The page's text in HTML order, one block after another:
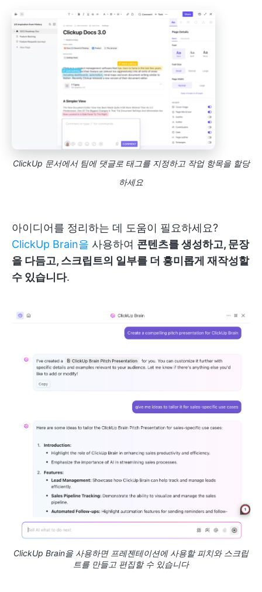
ClickUp 문서에서 팀에 댓글로 태그를 지정하고 작업 항목을 할당
하세요
아이디어를 정리하는 데 도움이 필요하세요?
ClickUp Brain을 사용하여 콘텐츠를 생성하고, 문장
을 다듬고, 스크립트의 일부를 더 흥미롭게 재작성할
수 있습니다.
ClickUp Brain을 사용하면 프레젠테이션에 사용할 피치와 스크립
트를 만들고 편집할 수 있습니다